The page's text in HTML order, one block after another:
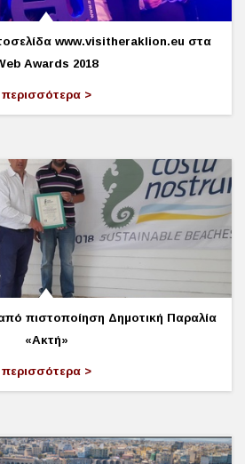
www.visitheraklion.eu στα
Awards 2018
περισσότερα
πιστοποίηση Δημοτική Παραλία
«Ακτή»
περισσότερα